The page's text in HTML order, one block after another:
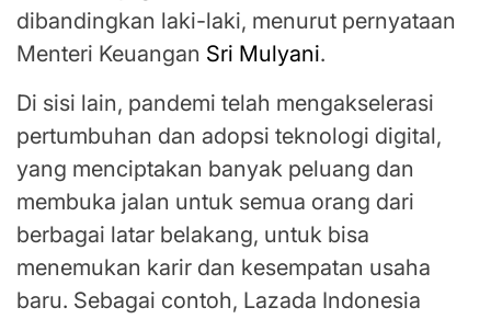
dibandingkan laki-laki, menurut pernyataan
Menteri Keuangan Sri Mulyani.
Di sisi lain, pandemi telah mengakselerasi
pertumbuhan dan adopsi teknologi digital,
yang menciptakan banyak peluang dan
membuka jalan untuk semua orang dari
berbagai latar belakang, untuk bisa
menemukan karir dan kesempatan usaha
baru. Sebagai contoh, Lazada Indonesia